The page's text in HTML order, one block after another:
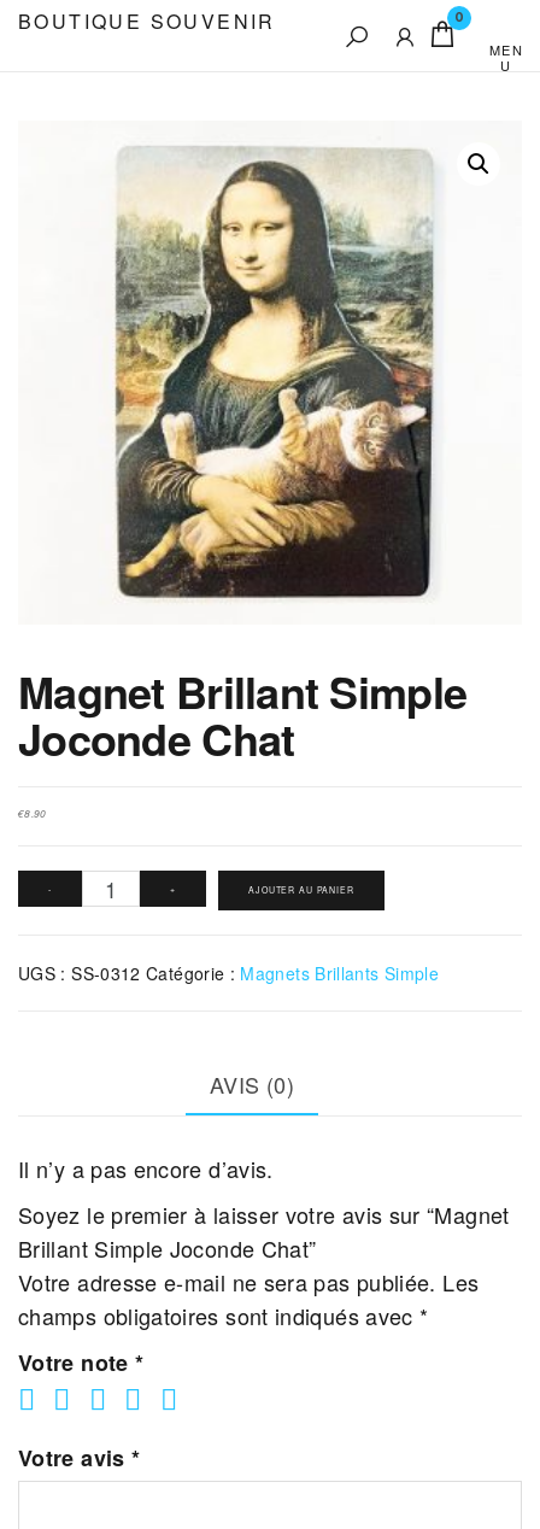
AllerBOUTIQUE SOUVENIR 0
MEN
U
Magnet Brillant Simple
Joconde Chat
€8.90
-
quantité
Brillant
+ AJOUTER AU PANIER
UGS :SS-0312 Catégorie : Magnets Brillants Simple
AVIS (0)
Il n’y a pas encore d’avis.
Soyez le premier à laisser votre avis sur “Magnet
Brillant Simple Joconde Chat”
Votre adresse e-mail ne sera pas publiée. Les
champs obligatoires sont indiqués avec *
Votre note *
Votre avis *